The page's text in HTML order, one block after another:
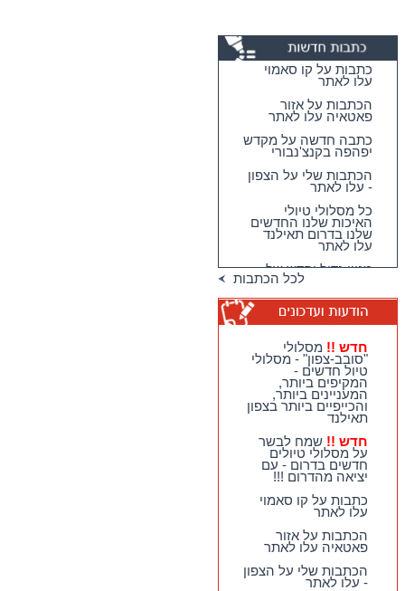
כתבות על קו סאמוי
עלו לאתר
הכתבות על אזור
פאטאיה עלו לאתר
כתבה חדשה על מקדש
יפהפה בקנצ'נבורי
הכתבות שלי על הצפון
- עלו לאתר
כל מסלולי טיולי
האיכות שלנו החדשים
שלנו בדרום תאילנד
עלו לאתר
מגוון גדול וחדש של
טיולי האיכות שלנו
בדרום תאילנד
טיולי יום מהואה הין -
מבחר גדול של
מסלולים כייפיים
בהואה הין !!
חדש !!מסלולי
"סובב-צפון" - מסלולי
טיול חדשים - המקיפים
ביותר, המעניינים
ביותר, והכייפיים ביותר
חדש !!שמח לבשר על
מסלולי טיולים חדשים
בדרום - עם יציאה
כתבות על קו סאמוי
לכל הכתבות
חדש !! מסלולי
"סובב-צפון" - מסלולי
טיול חדשים -
המקיפים ביותר,
המעניינים ביותר,
והכייפיים ביותר בצפון
תאילנד
חדש !! שמח לבשר
על מסלולי טיולים
חדשים בדרום - עם
יציאה מהדרום !!!
כתבות על קו סאמוי
עלו לאתר
הכתבות על אזור
פאטאיה עלו לאתר
הכתבות שלי על הצפון
- עלו לאתר